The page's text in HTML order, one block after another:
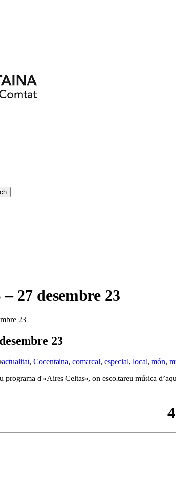
27 desembre 23
23
23
actualitat, Cocentaina, comarcal, especial, local, món,
d'»Aires Celtas», on escoltareu música